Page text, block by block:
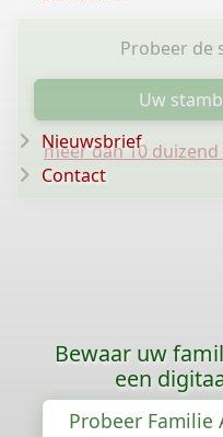
Probeer de
Uw
meer dan 10
Nieuwsbrief
Contact
Bewaar uw
een
Probeer Familie